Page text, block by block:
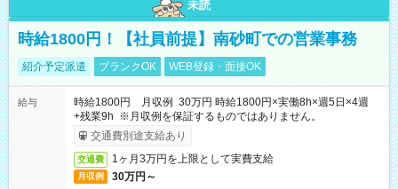
未読
時給1800円！【社員前提】南砂町での営業事務
紹介予定派遣 ブランクOK WEB登録・面接OK
給与
時給1800円 月収例 30万円 時給1800円×実働8h×週5日×4週
+残業9h ※月収例を保証するものではありません。
交通費別途支給あり
交通費 1ヶ月3万円を上限として実費支給
月収例 30万円～